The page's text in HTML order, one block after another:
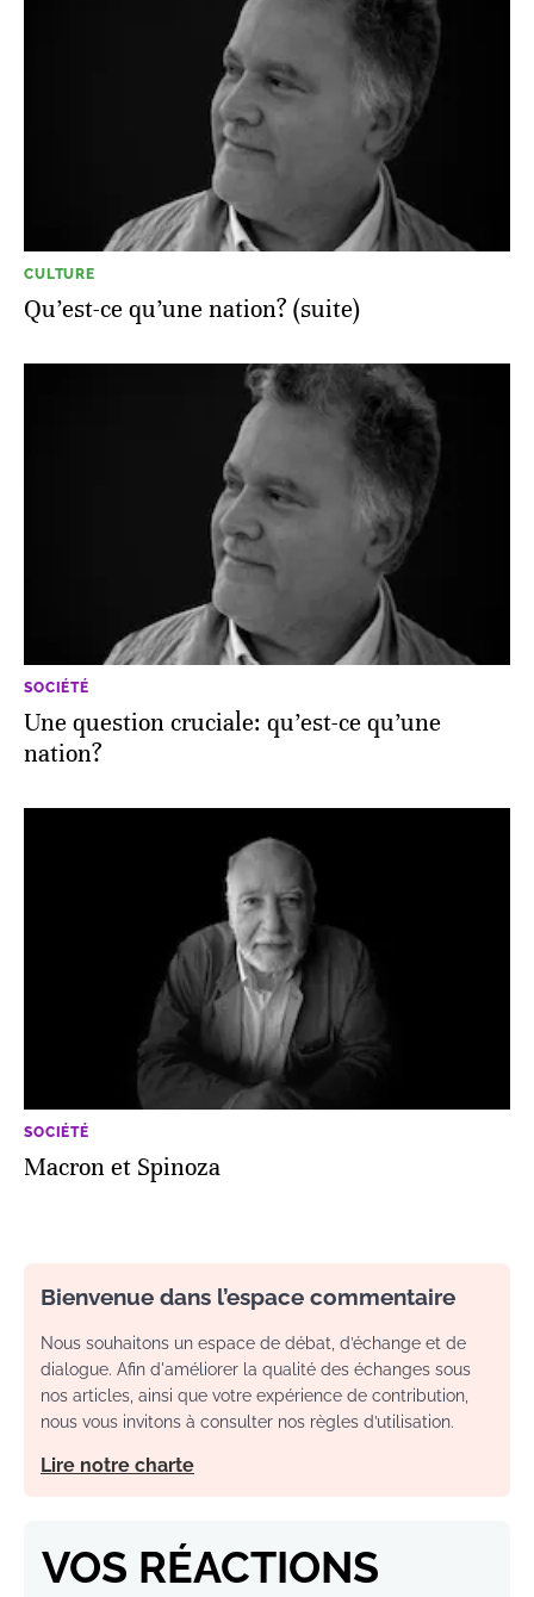
CULTURE
Qu’est-ce qu’une nation? (suite)
SOCIÉTÉ
Une question cruciale: qu’est-ce qu’une
nation?
SOCIÉTÉ
Macron et Spinoza
Bienvenue dans l’espace commentaire
Nous souhaitons un espace de débat, d’échange et de
dialogue. Afin d'améliorer la qualité des échanges sous
nos articles, ainsi que votre expérience de contribution,
nous vous invitons à consulter nos règles d’utilisation.
Lire notre charte
VOS RÉACTIONS